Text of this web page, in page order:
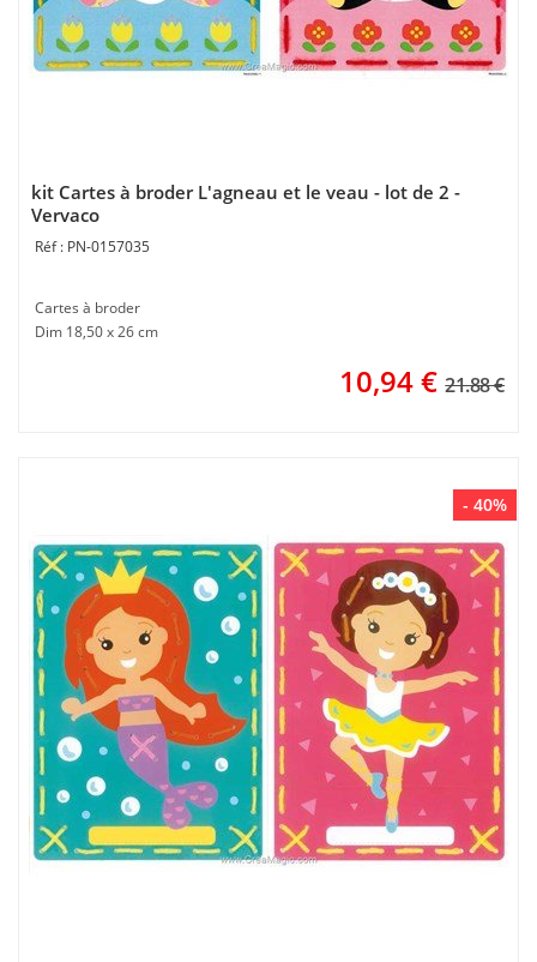
kit Cartes à broder L'agneau et le veau - lot de 2 -
Vervaco
PN-0157035
Cartes à broder
Dim 18,50 x 26 cm
10,94€ 21.88 €
- 40%